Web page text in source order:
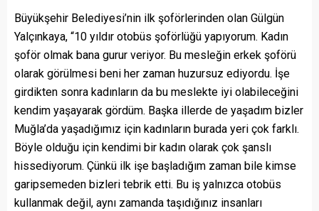
Büyükşehir Belediyesi’nin ilk şoförlerinden olan Gülgün
Yalçınkaya, “10 yıldır otobüs şoförlüğü yapıyorum. Kadın
şoför olmak bana gurur veriyor. Bu mesleğin erkek şoförü
olarak görülmesi beni her zaman huzursuz ediyordu. İşe
girdikten sonra kadınların da bu meslekte iyi olabileceğini
kendim yaşayarak gördüm. Başka illerde de yaşadım bizler
Muğla’da yaşadığımız için kadınların burada yeri çok farklı.
Böyle olduğu için kendimi bir kadın olarak çok şanslı
hissediyorum. Çünkü ilk işe başladığım zaman bile kimse
garipsemeden bizleri tebrik etti. Bu iş yalnızca otobüs
kullanmak değil, aynı zamanda taşıdığınız insanları